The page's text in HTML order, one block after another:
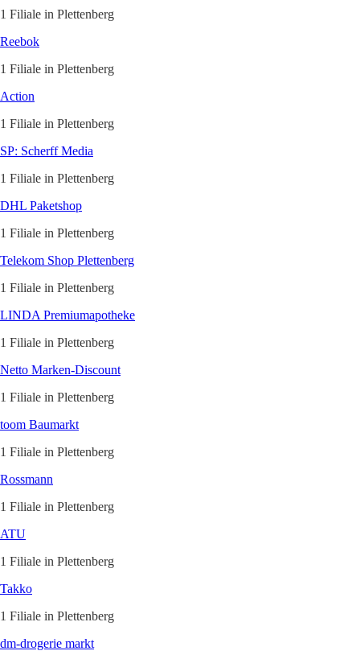
1 Filiale in Plettenberg
Reebok
1 Filiale in Plettenberg
Action
1 Filiale in Plettenberg
SP: Scherff Media
1 Filiale in Plettenberg
DHL Paketshop
1 Filiale in Plettenberg
Telekom Shop Plettenberg
1 Filiale in Plettenberg
LINDA Premiumapotheke
1 Filiale in Plettenberg
Netto Marken-Discount
1 Filiale in Plettenberg
toom Baumarkt
1 Filiale in Plettenberg
Rossmann
1 Filiale in Plettenberg
ATU
1 Filiale in Plettenberg
Takko
1 Filiale in Plettenberg
dm-drogerie markt